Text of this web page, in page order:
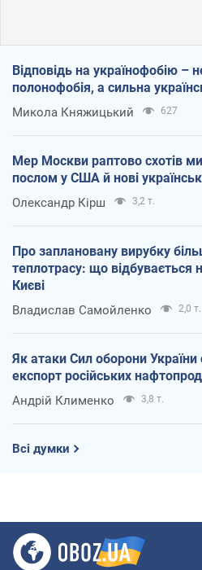
Відповідь на українофобію –
полонофобія, а сильна
Микола Княжицький 627
Мер Москви раптово схотів
послом у США й нові
Олександр Кірш 3,2 т.
Про заплановану вирубку
теплотрасу: що відбувається
Києві
Владислав Самойленко 2,0 т.
Як атаки Сил оборони України
експорт російських
Андрій Клименко 3,8 т.
Всі думки